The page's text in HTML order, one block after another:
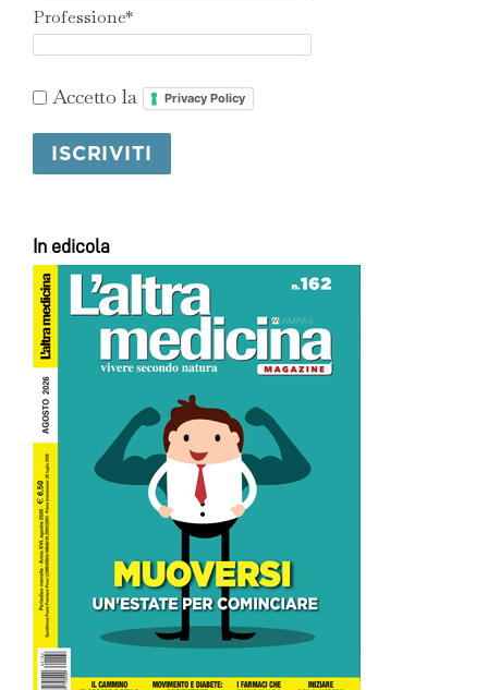
Professione*
Accetto la Privacy Policy
In edicola